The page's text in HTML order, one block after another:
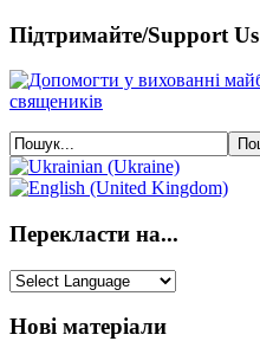
Підтримайте/Support Us
Перекласти на...
Нові матеріали